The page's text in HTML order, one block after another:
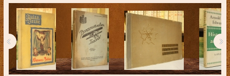
‹ ›